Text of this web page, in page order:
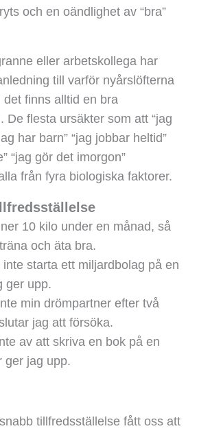
och en oändlighet av “bra”
eller arbetskollega har
till varför nyårslöfterna
det finns alltid en bra
De flesta ursäkter som att “jag
har barn” “jag jobbar heltid”
“jag gör det imorgon”
från fyra biologiska faktorer.
10 kilo under en månad, så
och äta bra.
starta ett miljardbolag på en
ger upp.
min drömpartner efter två
jag att försöka.
av att skriva en bok på en
ger jag upp.
tillfredsställelse fått oss att